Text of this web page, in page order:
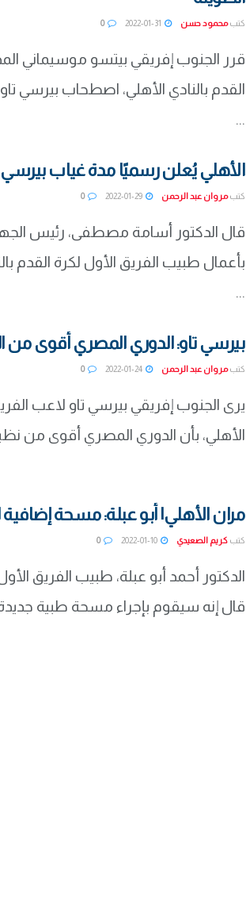
كتب محمود حسن 0
قرر الجنوب إفريقي بيتسو موسيماني
القدم بالنادي الأهلي، اصطحاب بيرسي
...
الأهلي يُعلن رسميًا مدة غياب بيرسي
كتب مروان عبد الرحمن 2022-01-29
0
قال الدكتور أسامة مصطفى، رئيس
بأعمال طبيب الفريق الأول لكرة القدم
...
بيرسي تاو: الدوري المصري أقوى من
كتب مروان عبد الرحمن 2022-01-24
0
يرى الجنوب إفريقي بيرسي تاو لاعب
الأهلي، بأن الدوري المصري أقوى من
مران الأهلي| أبو عبلة: مسحة
كتب كريم الصعيدي 2022-01-10
0
الدكتور أحمد أبو عبلة، طبيب الفريق
قال إنه سيقوم بإجراء مسحة طبية جديدة